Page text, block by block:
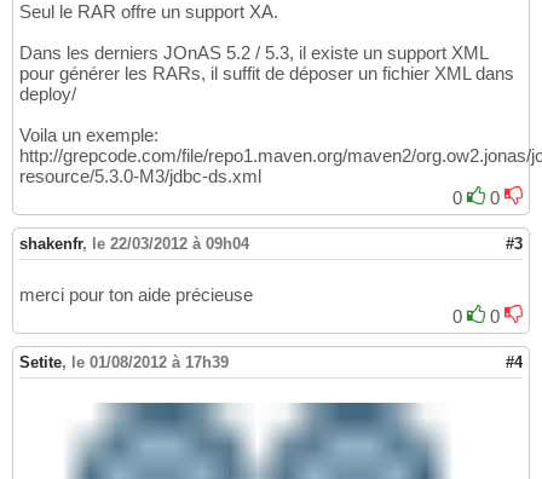
Seul le RAR offre un support XA.
Dans les derniers JOnAS 5.2 / 5.3, il existe un support XML
pour générer les RARs, il suffit de déposer un fichier XML dans
deploy/
Voila un exemple:
http://grepcode.com/file/repo1.maven.org/maven2/org.ow2.jonas/
resource/5.3.0-M3/jdbc-ds.xml
0
0
shakenfr, le 22/03/2012 à 09h04 #3
merci pour ton aide précieuse
0
0
Setite, le 01/08/2012 à 17h39 #4